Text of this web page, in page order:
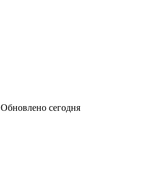
Обновлено сегодня